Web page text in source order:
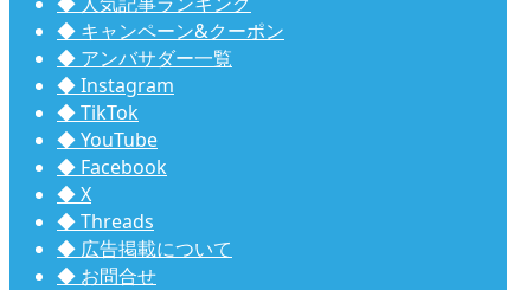
◆ キャンペーン&クーポン
◆ アンバサダー一覧
◆ Instagram
◆ TikTok
◆ YouTube
◆ Facebook
◆ X
◆ Threads
◆ 広告掲載について
◆ お問合せ